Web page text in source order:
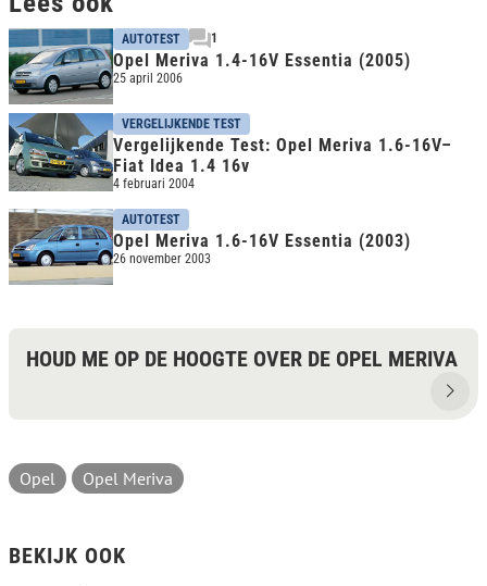
AUTOTEST 1
Opel Meriva 1.4-16V Essentia (2005)
25 april 2006
VERGELIJKENDE TEST
Vergelijkende Test: Opel Meriva 1.6-16V–
Fiat Idea 1.4 16v
4 februari 2004
AUTOTEST
Opel Meriva 1.6-16V Essentia (2003)
26 november 2003
HOUD ME OP DE HOOGTE OVER DE OPEL MERIVA
Opel Opel Meriva
BEKIJK OOK